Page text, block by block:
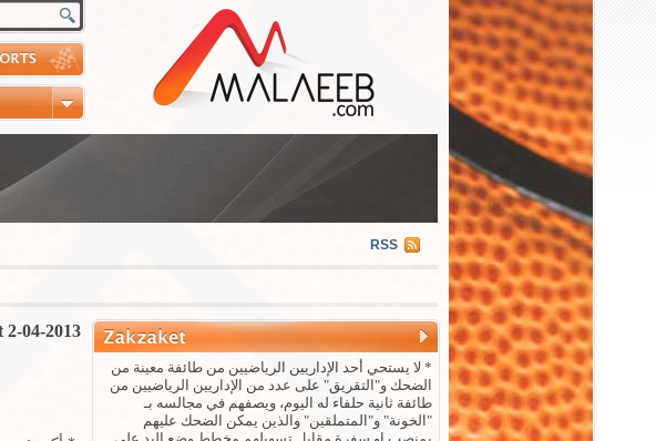
RSS
2-04-2013
* لا يستحي أحد الإداريين الرياضيين من طائفة معينة من
الضحك و"التقريق" على عدد من الإداريين الرياضيين من
طائفة ثانية حلفاء له اليوم، ويصفهم في مجالسه بـ
"الخونة" و"المتملقين" والذين يمكن الضحك عليهم